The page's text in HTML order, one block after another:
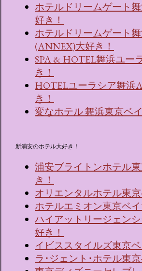
ホテルドリームゲート
好き！
ホテルドリームゲート
(ANNEX)大好き！
SPA & HOTEL舞浜ユー
き！
HOTELユーラシア舞浜
き！
変なホテル 舞浜東京ベ
新浦安のホテル大好き！
浦安ブライトンホテル
き！
オリエンタルホテル東京
ホテルエミオン東京ベ
ハイアットリージェン
好き！
イビススタイルズ東京ベ
ラ･ジェント･ホテル東